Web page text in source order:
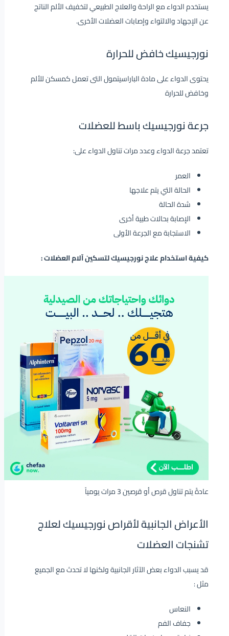
يستخدم الدواء مع الراحة والعلاج الطبيعي لتخفيف الألم الناتج
عن الإجهاد والالتواء وإصابات العضلات الأخرى.
نورجيسيك خافض للحرارة
يحتوى الدواء على مادة الباراسيتمول التى تعمل كمسكن للألم
وخافض للحرارة
جرعة نورجيسيك باسط للعضلات
تعتمد جرعة الدواء وعدد مرات تناول الدواء على:
العمر
الحالة التي يتم علاجها
شدة الحالة
الإصابة بحالات طبية أخرى
الاستجابة مع الجرعة الأولى
كيفية استخدام علاج نورجيسيك لتسكين آلام العضلات :
عادةً يتم تناول قرص أو قرصين 3 مرات يومياً
الأعراض الجانبية لأقراص نورجيسيك لعلاج
تشنجات العضلات
قد يسبب الدواء بعض الآثار الجانبية ولكنها لا تحدث مع الجميع
مثل :
النعاس
جفاف الفم